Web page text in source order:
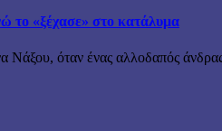
το «ξέχασε» στο κατάλυμα
Νάξου, όταν ένας αλλοδαπός